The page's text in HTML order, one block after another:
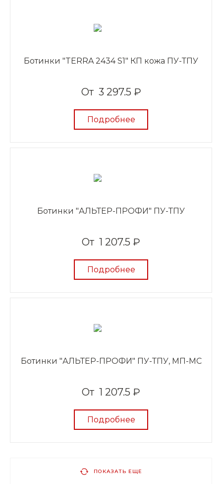
Ботинки "TERRA 2434 S1" КП кожа ПУ-ТПУ
От 3 297.5 ₽
Подробнее
Ботинки "АЛЬТЕР-ПРОФИ" ПУ-ТПУ
От 1 207.5 ₽
Подробнее
Ботинки "АЛЬТЕР-ПРОФИ" ПУ-ТПУ, МП-МС
От 1 207.5 ₽
Подробнее
ПОКАЗАТЬ ЕЩЕ